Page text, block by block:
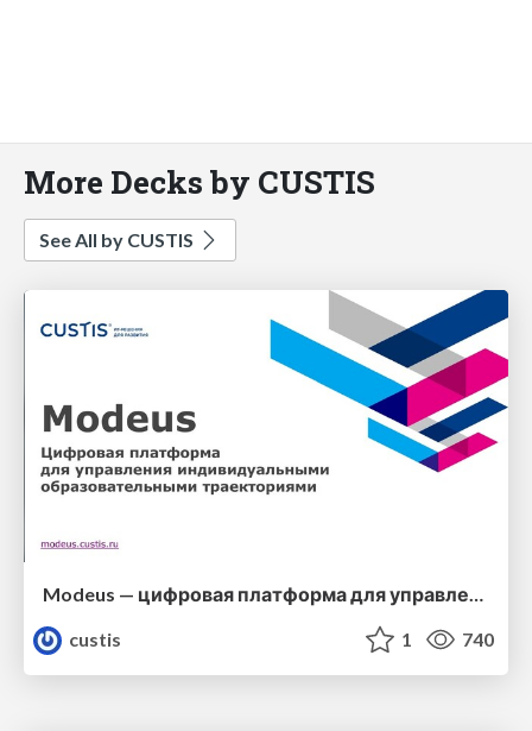
More Decks by CUSTIS
See All by CUSTIS
Modeus — цифровая платформа для управления индивидуальными образовательными траекториями
custis
1 740